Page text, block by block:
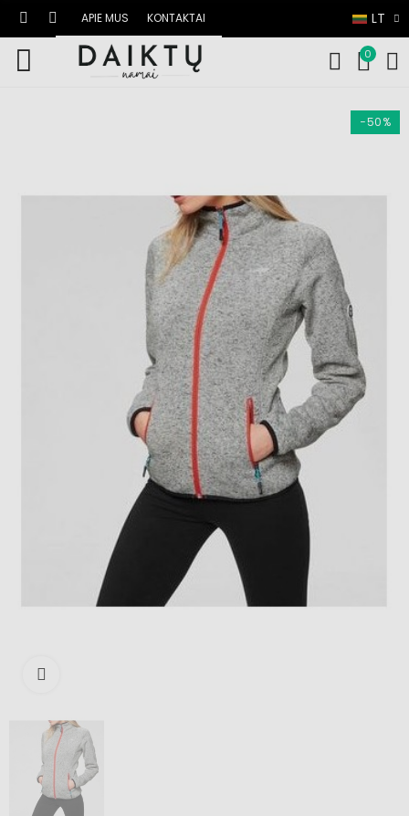
LT
APIE MUS KONTAKTAI
0
−50%